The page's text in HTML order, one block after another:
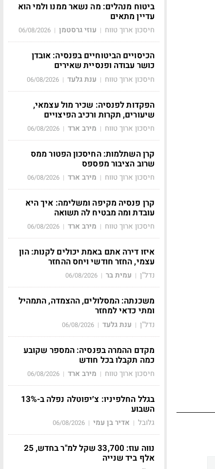
ביטוח מנהלים: מה נשאר ממנו ולמי הוא
עדיין מתאים
חיסכון ארוך טווח | עוזי גרסטמן |
06/08/2026
הכיסויים הביטוחיים בפנסיה: אובדן
כושר עבודה ופנסיית שאירים
חיסכון ארוך טווח | ענת גלעד |
06/08/2026
הפקדות לפנסיה: שכיר מול עצמאי,
שיעורים, תקרות ורכיב הפיצויים
חיסכון ארוך טווח | מירב ארד |
06/08/2026
קרן השתלמות: החיסכון הפטור ממס
שרוב הציבור מפספס
חיסכון ארוך טווח | מירב ארד |
06/08/2026
קרן פנסיה מקיפה ומשלימה: איך היא
עובדת ומה מבטיח לה תשואה
חיסכון ארוך טווח | מירב ארד |
06/08/2026
איזו דירה אתם באמת יכולים לקנות: הון
עצמי, החזר חודשי ויחס ההחזר
נדל"ן | עמית בר |
06/08/2026
משכנתה: המסלולים, ההצמדה, התמהיל
ומתי כדאי למחזר
נדל"ן | ענת גלעד |
06/08/2026
מקדם ההמרה בפנסיה: המספר שקובע
כמה תקבלו בכל חודש
חיסכון ארוך טווח | מירב ארד |
06/08/2026
בגלל החלפיניו: צ׳יפוטלה נפלה ב-13%
השבוע
גלובל | אדיר בן עמי |
06/08/2026
נווה עוז: 33,700 שקל למ"ר בחדש, 25
אלף ביד שנייה